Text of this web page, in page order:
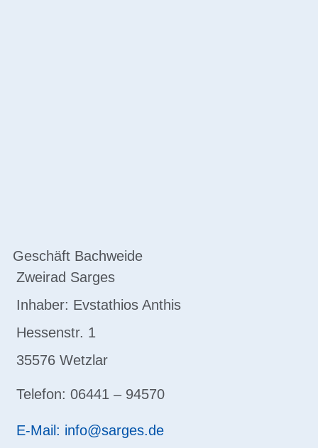
Geschäft Bachweide
Zweirad Sarges
Inhaber: Evstathios Anthis
Hessenstr. 1
35576 Wetzlar
Telefon: 06441 – 94570
E-Mail: info@sarges.de